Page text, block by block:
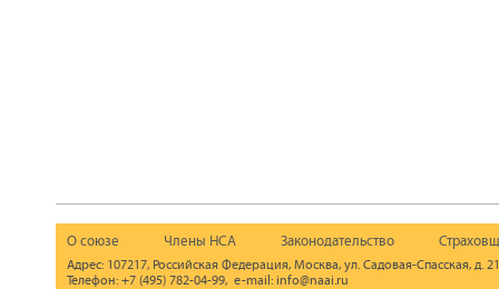
О союзе Члены НСА Законодательство
Адрес: 107217, Российская Федерация, Москва, ул. Садовая-Спасская, д.
Телефон: +7 (495) 782-04-99, e-mail: info@naai.ru